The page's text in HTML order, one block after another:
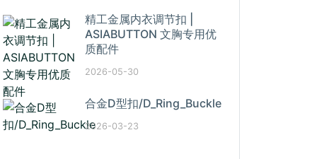
精工金属内衣调节扣 |
ASIABUTTON 文胸专用优
质配件
2026-05-30
合金D型扣/D_Ring_Buckle
2026-03-23